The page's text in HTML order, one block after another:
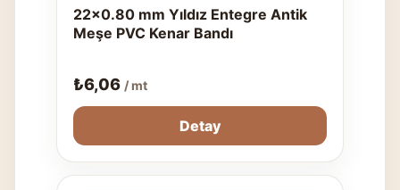
22x0.80 mm Yıldız Entegre Antik
Meşe PVC Kenar Bandı
₺6,06 / mt
Detay